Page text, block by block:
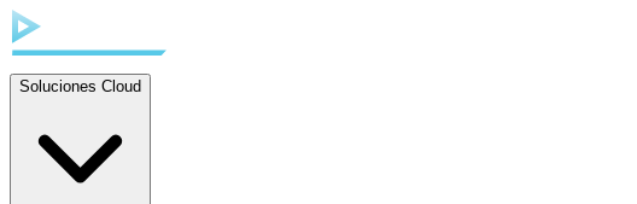
Soluciones Cloud